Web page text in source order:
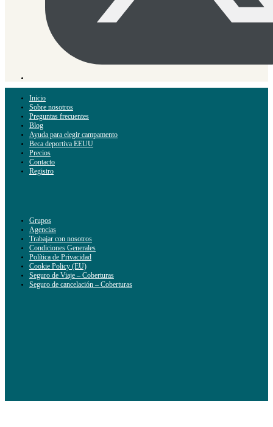
Inicio
Sobre nosotros
Preguntas frecuentes
Blog
Ayuda para elegir campamento
Beca deportiva EEUU
Precios
Contacto
Registro
Grupos
Agencias
Trabajar con nosotros
Condiciones Generales
Política de Privacidad
Cookie Policy (EU)
Seguro de Viaje – Coberturas
Seguro de cancelación – Coberturas